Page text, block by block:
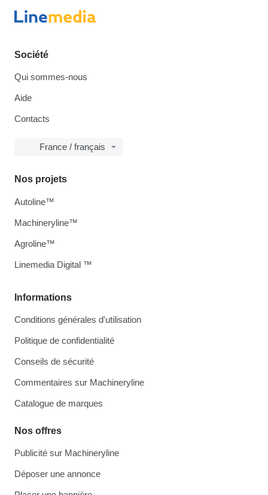
Société
Qui sommes-nous
Aide
Contacts
France / français
Informations
Conditions générales d'utilisation
Politique de confidentialité
Conseils de sécurité
Commentaires sur Machineryline
Catalogue de marques
Nos offres
Publicité sur Machineryline
Déposer une annonce
Nos projets
Autoline™
Machineryline™
Agroline™
Linemedia Digital ™